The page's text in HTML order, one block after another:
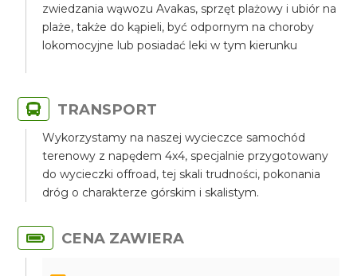
zwiedzania wąwozu Avakas, sprzęt plażowy i ubiór na
plaże, także do kąpieli, być odpornym na choroby
lokomocyjne lub posiadać leki w tym kierunku
TRANSPORT
Wykorzystamy na naszej wycieczce samochód
terenowy z napędem 4x4, specjalnie przygotowany
do wycieczki offroad, tej skali trudności, pokonania
dróg o charakterze górskim i skalistym.
CENA ZAWIERA